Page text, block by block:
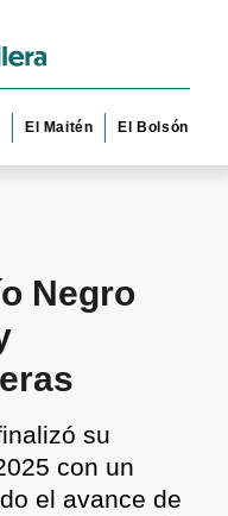
El Bolsón Esquel
Negro
su
con un
el avance de